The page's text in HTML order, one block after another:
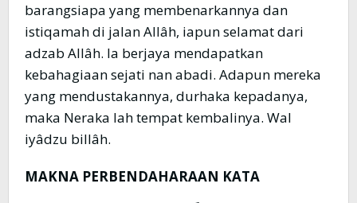
barangsiapa yang membenarkannya dan
istiqamah di jalan Allâh, iapun selamat dari
adzab Allâh. Ia berjaya mendapatkan
kebahagiaan sejati nan abadi. Adapun mereka
yang mendustakannya, durhaka kepadanya,
maka Neraka lah tempat kembalinya. Wal
iyâdzu billâh.
MAKNA PERBENDAHARAAN KATA